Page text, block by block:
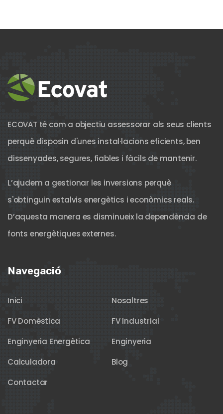
ECOVAT té com a objectiu assessorar als seus clients
perquè disposin d'unes instal·lacions eficients, ben
dissenyades, segures, fiables i fàcils de mantenir.
L’ajudem a gestionar les inversions perquè
s'obtinguin estalvis energètics i econòmics reals.
D’aquesta manera es disminueix la dependència de
fonts energètiques externes.
Navegació
Inici
Nosaltres
FV Domèstica
FV Industrial
Enginyeria Energètica
Enginyeria
Calculadora
Blog
Contactar